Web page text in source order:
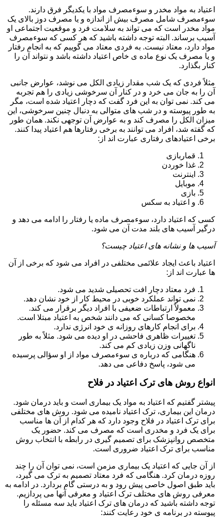
اعتیاد به مواد مخدر و سوءمصرف مواد با یکدیگر فرق دارند.
سوءمصرف شامل مصرف بیش از اندازه و یا مصرف دوز بالای یک
مواد مخدر است که می تواند به سلامت فرد و موقعیت اجتماعی او
آسیب برساند. البته توجه داشته باشید که هر کسی که سوءمصرف
مواد دارد، معتاد نیست. به فردی معتاد می گوییم که به انجام رفتار
و یا مصرف یک نوع ماده ی خاص اعتیاد داشته باشد و نتواند آن را
کنار بگذارد.
مثلاً فردی که یک شب مقدار زیادی الکل می نوشد، عوارض جانبی
آن را به جان می خرد و در کنار آن سرخوشی زیادی را هم تجربه
می کند. نمی توان به این فرد گفت که دچار اعتیاد شده است، مگر
به طور پیوسته و در شب های متوالی به دنبال چنین سرخوشی، این
میزان الکل را مصرف کند و به عوارض آن توجهی نکند. همان طور
که گفته شد، افراد می توانند به برخی رفتارها هم اعتیاد پیدا کنند.
برخی اعتیادهای رفتاری عبارت اند از:
قماربازی
غذا خوردن
اینترنت
موبایل
بازی
و اعتیاد به سکس
کسی که اعتیاد دارد، سوءمصرف ماده یا رفتار را ادامه می دهد و
درگیر آسیب های بلند مدت آن می شود.
آسیب ها و نشانه های اعتیاد چیست؟
اعتیاد باعث ایجاد علائمی مختلفی در افراد می شود که برخی از آن
ها عبارت اند از:
فرد معتاد دچار افت تحصیلی شدید می شود.
نمی تواند عملکرد خوبی در محیط کار از خود نشان دهد.
معمولاً ارتباطات ضعیفی با افراد دیگر برقرار می کند.
مخصوصا کسانی که می دانند شخص به اعتیاد مبتلا است.
برای انجام کارهای روزانه ی خود انرژی ندارد.
تغییرات ظاهری فاحشی در او دیده می شود. مثلاً به طور
ناگهانی وزن زیادی کم می کند.
هنگامی که درباره ی سوءمصرف مواد از او سؤالی پرسیده
می شود، پاسخ دفاعی می دهد.
انواع روش های ترک اعتیاد در فلاح
پیشتر گفتیم که اعتیاد به مواد یک بیماری است و باید درمان شود.
درمان این بیماری، ترک اعتیاد نامیده می شود. روش های مختلفی
برای ترک اعتیاد در فلاح وجود دارد که هر کدام از آن ها مناسب
برای یک فرد و مخدری است که مصرف می کند. حضور یک
متخصص روانپزشک برای تصمیم گیری در رابطه با انتخاب روش
مناسب برای ترک اعتیاد ضروری است.
از آن جایی که اعتیاد یک بیماری مزمن است، نمی توان آن را چند
روزه درمان کرد. هنگامی که فرد معتاد تصمیم به ترک می گیرد،
باید طبق اصول خاصی پیش رود و به درستی گام بردارد. در ادامه به
معرفی روش های مختلف ترک اعتیاد و معرفی آنها می پردازیم.
توجه داشته باشید که درمان های ترک اعتیاد باید سه مسئله را
پیوسته در برنامه ی خود رعایت کنند: